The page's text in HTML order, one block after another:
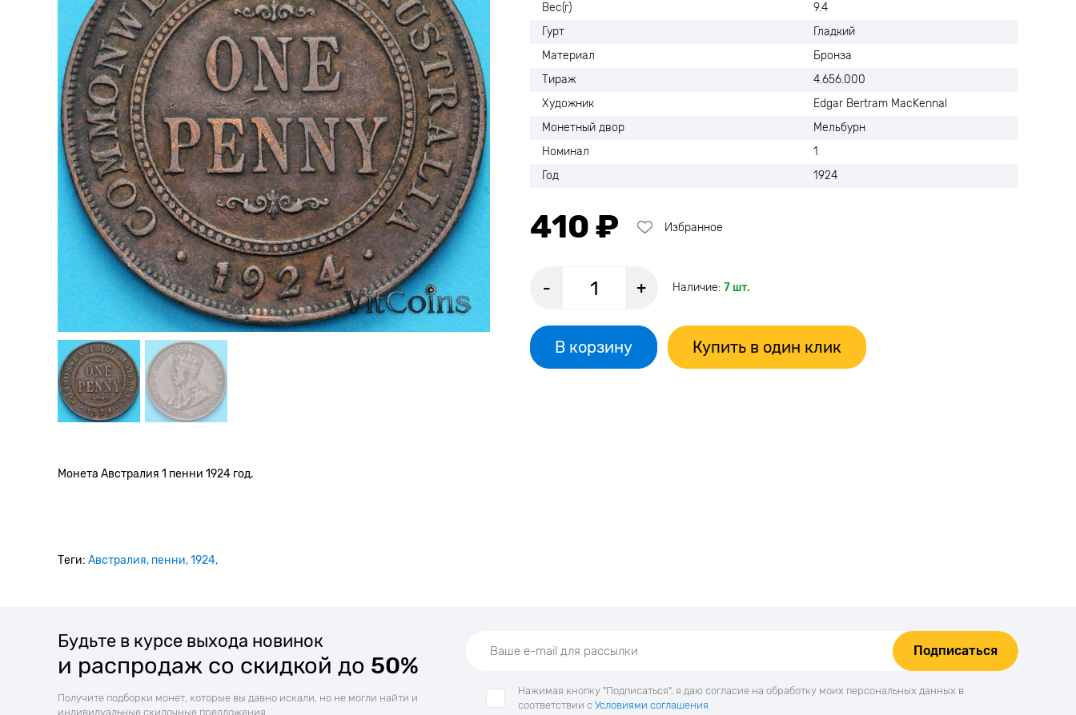
Вес(г)
9.4
Гурт
Гладкий
Материал
Бронза
Тираж
4.656.000
Художник
Edgar Bertram MacKennal
Монетный двор
Мельбурн
Номинал
1
Год
1924
410 ₽ Избранное
- + Наличие: 7 шт.
В корзину Купить в один клик
Монета Австралия 1 пенни 1924 год.
Теги: Австралия пенни 1924
Будьте в курсе выхода новинок
и распродаж со скидкой до 50%
Получите подборки монет, которые вы давно искали, но не могли найти и
индивидуальные скидочные предложения.
Подписаться
Нажимая кнопку "Подписаться", я даю согласие на обработку моих персональных данных в
соответствии с Условиями соглашения